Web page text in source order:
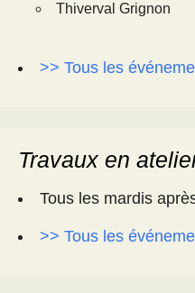
Thiverval Grignon
>> Tous les
Travaux en
Tous les mardis
>> Tous les